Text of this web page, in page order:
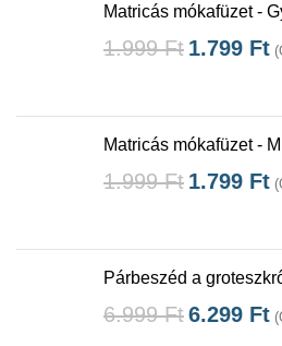
Matricás mókafüzet -
1.999Ft 1.799 Ft
Matricás mókafüzet -
1.999Ft 1.799 Ft
Párbeszéd a
6.999Ft6.299 Ft